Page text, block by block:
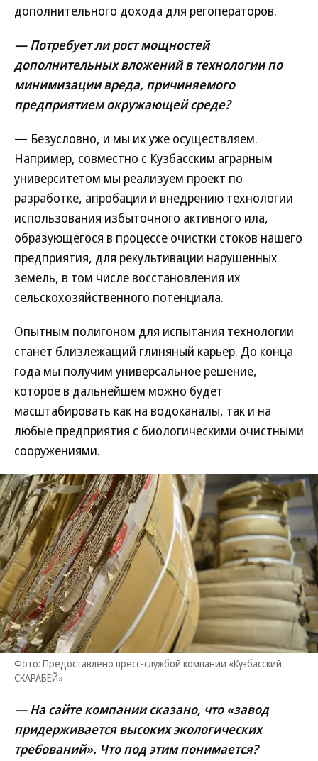
дополнительного дохода для регоператоров.
— Потребует ли рост мощностей
дополнительных вложений в технологии по
минимизации вреда, причиняемого
предприятием окружающей среде?
— Безусловно, и мы их уже осуществляем.
Например, совместно с Кузбасским аграрным
университетом мы реализуем проект по
разработке, апробации и внедрению технологии
использования избыточного активного ила,
образующегося в процессе очистки стоков нашего
предприятия, для рекультивации нарушенных
земель, в том числе восстановления их
сельскохозяйственного потенциала.
Опытным полигоном для испытания технологии
станет близлежащий глиняный карьер. До конца
года мы получим универсальное решение,
которое в дальнейшем можно будет
масштабировать как на водоканалы, так и на
любые предприятия с биологическими очистными
сооружениями.
Фото: Предоставлено пресс-службой компании «Кузбасский
СКАРАБЕЙ»
— На сайте компании сказано, что «завод
придерживается высоких экологических
требований». Что под этим понимается?